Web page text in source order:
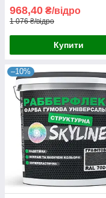
зовнішніх робіт 7 кг
968,40 ₴/відро
1 076 ₴/відро
Купити
–10%